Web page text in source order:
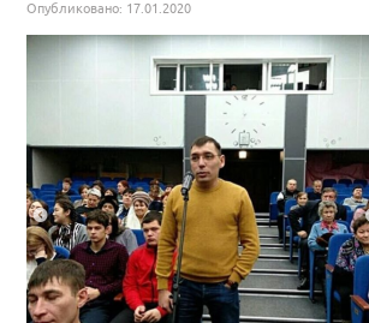
Опубликовано: 17.01.2020